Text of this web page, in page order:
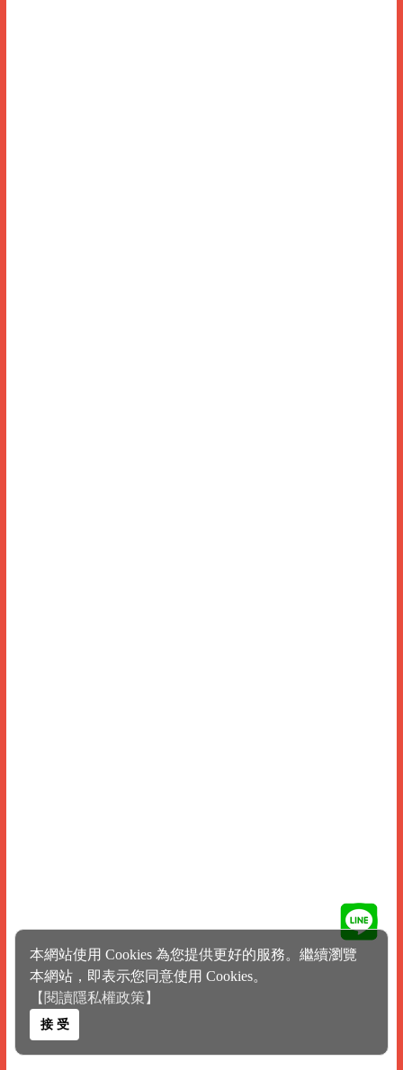
本網站使用 Cookies 為您提供更好的服務。繼續瀏覽
本網站，即表示您同意使用 Cookies。
【閱讀隱私權政策】
接 受